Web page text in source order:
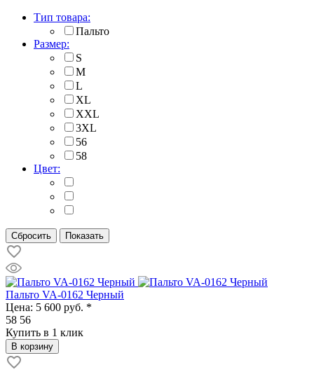
Тип товара:
Пальто
Размер:
S
M
L
XL
XXL
3XL
56
58
Цвет:
Пальто VA-0162 Черный
Цена: 5 600 руб. *
58 56
Купить в 1 клик
В корзину